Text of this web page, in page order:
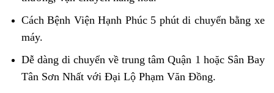
Cách Bệnh Viện Hạnh Phúc 5 phút di chuyển bằng xe
máy.
Dễ dàng di chuyển về trung tâm Quận 1 hoặc Sân Bay
Tân Sơn Nhất với Đại Lộ Phạm Văn Đồng.